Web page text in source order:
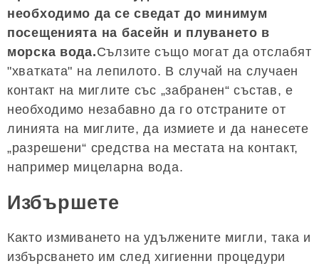
необходимо да се сведат до минимум
посещенията на басейн и плуването в
морска вода.Сълзите също могат да отслабят
"хватката" на лепилото. В случай на случаен
контакт на миглите със „забранен“ състав, е
необходимо незабавно да го отстраните от
линията на миглите, да измиете и да нанесете
„разрешени“ средства на местата на контакт,
например мицеларна вода.
Избършете
Както измиването на удължените мигли, така и
избърсването им след хигиенни процедури